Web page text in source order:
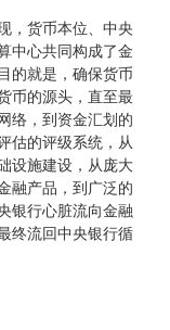
，货币本位、中央
中心共同构成了金
的就是，确保货币
币的源头，直至最
络，到资金汇划的
估的评级系统，从
设施建设，从庞大
融产品，到广泛的
银行心脏流向金融
终流回中央银行循